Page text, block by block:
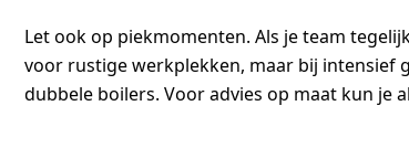
Let ook op piekmomenten. Als je team
voor rustige werkplekken, maar bij intensief
dubbele boilers. Voor advies op maat kun je